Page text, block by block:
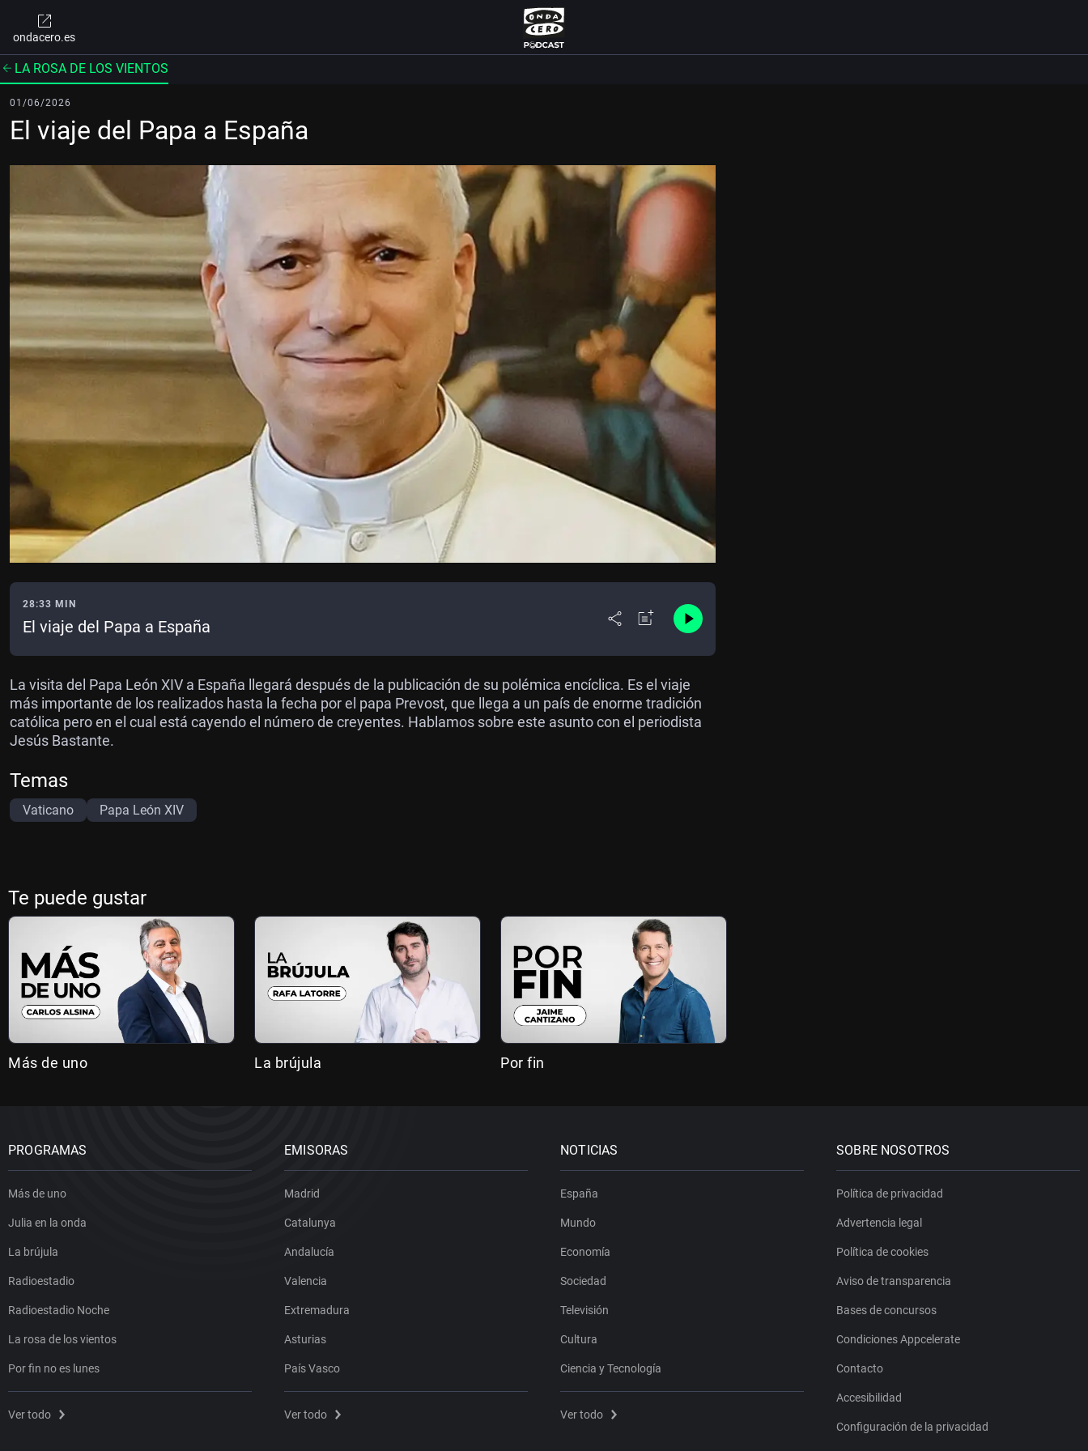
ondacero.es
LA ROSA DE LOS VIENTOS
01/06/2026
El viaje del Papa a España
28:33 MIN
El viaje del Papa a España
La visita del Papa León XIV a España llegará después de la publicación de su polémica encíclica. Es el viaje
más importante de los realizados hasta la fecha por el papa Prevost, que llega a un país de enorme tradición
católica pero en el cual está cayendo el número de creyentes. Hablamos sobre este asunto con el periodista
Jesús Bastante.
Temas
Vaticano Papa León XIV
Te puede gustar
Más de uno La brújula Por fin
PROGRAMAS
Más de uno
Julia en la onda
La brújula
Radioestadio
Radioestadio Noche
La rosa de los vientos
Por fin no es lunes
Ver todo
EMISORAS
Madrid
Catalunya
Andalucía
Valencia
Extremadura
Asturias
País Vasco
Ver todo
NOTICIAS
España
Mundo
Economía
Sociedad
Televisión
Cultura
Ciencia y Tecnología
Ver todo
SOBRE NOSOTROS
Política de privacidad
Advertencia legal
Política de cookies
Aviso de transparencia
Bases de concursos
Condiciones Appcelerate
Contacto
Accesibilidad
Configuración de la privacidad